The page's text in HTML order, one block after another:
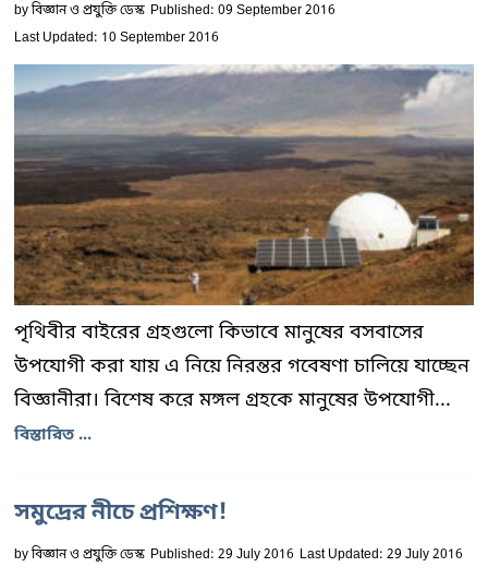
byবিজ্ঞান ও প্রযুক্তি ডেস্ক Published: 09 September 2016
Last Updated: 10 September 2016
পৃথিবীর বাইরের গ্রহগুলো কিভাবে মানুষের বসবাসের
উপযোগী করা যায় এ নিয়ে নিরন্তর গবেষণা চালিয়ে যাচ্ছেন
বিজ্ঞানীরা। বিশেষ করে মঙ্গল গ্রহকে মানুষের উপযোগী...
বিস্তারিত ...
সমুদ্রের নীচে প্রশিক্ষণ!
byবিজ্ঞান ও প্রযুক্তি ডেস্ক Published: 29 July 2016 Last Updated: 29 July 2016